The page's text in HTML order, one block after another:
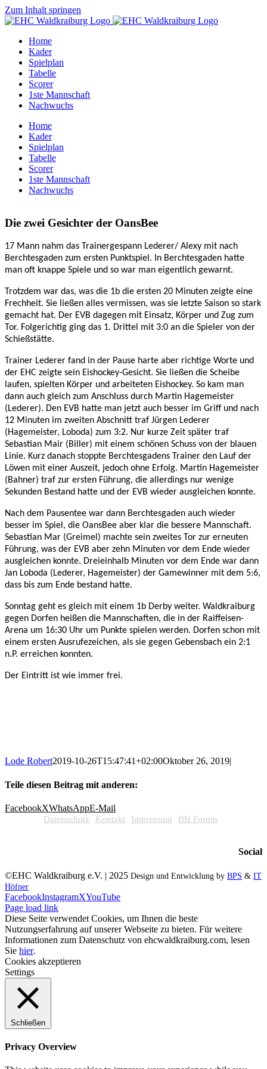
Zum Inhalt springen
Home
Kader
Spielplan
Tabelle
Scorer
1ste Mannschaft
Nachwuchs
Home
Kader
Spielplan
Tabelle
Scorer
1ste Mannschaft
Nachwuchs
Die zwei Gesichter der OansBee
17 Mann nahm das Trainergespann Lederer/ Alexy mit nach
Berchtesgaden zum ersten Punktspiel. In Berchtesgaden hatte
man oft knappe Spiele und so war man eigentlich gewarnt.
Trotzdem war das, was die 1b die ersten 20 Minuten zeigte eine
Frechheit. Sie ließen alles vermissen, was sie letzte Saison so stark
gemacht hat. Der EVB dagegen mit Einsatz, Körper und Zug zum
Tor. Folgerichtig ging das 1. Drittel mit 3:0 an die Spieler von der
Schießstätte.
Trainer Lederer fand in der Pause harte aber richtige Worte und
der EHC zeigte sein Eishockey-Gesicht. Sie ließen die Scheibe
laufen, spielten Körper und arbeiteten Eishockey. So kam man
dann auch gleich zum Anschluss durch Martin Hagemeister
(Lederer). Den EVB hatte man jetzt auch besser im Griff und nach
12 Minuten im zweiten Abschnitt traf Jürgen Lederer
(Hagemeister, Loboda) zum 3:2. Nur kurze Zeit später traf
Sebastian Mair (Biller) mit einem schönen Schuss von der blauen
Linie. Kurz danach stoppte Berchtesgadens Trainer den Lauf der
Löwen mit einer Auszeit, jedoch ohne Erfolg. Martin Hagemeister
(Bahner) traf zur ersten Führung, die allerdings nur wenige
Sekunden Bestand hatte und der EVB wieder ausgleichen konnte.
Nach dem Pausentee war dann Berchtesgaden auch wieder
besser im Spiel, die OansBee aber klar die bessere Mannschaft.
Sebastian Mar (Greimel) machte sein zweites Tor zur erneuten
Führung, was der EVB aber zehn Minuten vor dem Ende wieder
ausgleichen konnte. Dreieinhalb Minuten vor dem Ende war dann
Jan Loboda (Lederer, Hagemeister) der Gamewinner mit dem 5:6,
dass bis zum Ende bestand hatte.
Sonntag geht es gleich mit einem 1b Derby weiter. Waldkraiburg
gegen Dorfen heißen die Mannschaften, die in der Raiffeisen-
Arena um 16:30 Uhr um Punkte spielen werden. Dorfen schon mit
einem ersten Ausrufezeichen, als sie gegen Gebensbach ein 2:1
n.P. erreichen konnten.
Der Eintritt ist wie immer frei.
Lode Robert2019-10-26T15:47:41+02:00Oktober 26, 2019|
Teile diesen Beitrag mit anderen:
FacebookXWhatsAppE-Mail
Social
Datenschutz Kontakt Impressum BH Forum
©EHC Waldkraiburg e.V. | 2025 Design und Entwicklung by BPS & IT
Höfner
FacebookInstagramXYouTube
Page load link
Diese Seite verwendet Cookies, um Ihnen die beste
Nutzungserfahrung auf unserer Webseite zu bieten. Für weitere
Informationen zum Datenschutz von ehcwaldkraiburg.com, lesen
Sie hier.
Cookies akzeptieren
Settings
Schließen
Privacy Overview